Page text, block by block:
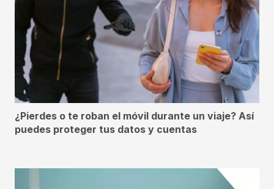
¿Pierdes o te roban el móvil durante un viaje? Así
puedes proteger tus datos y cuentas